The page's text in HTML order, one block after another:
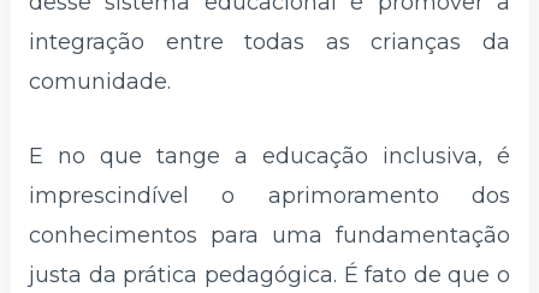
integração entre todas as crianças da
comunidade.
E no que tange a educação inclusiva, é
imprescindível o aprimoramento dos
conhecimentos para uma fundamentação
justa da prática pedagógica. É fato de que o